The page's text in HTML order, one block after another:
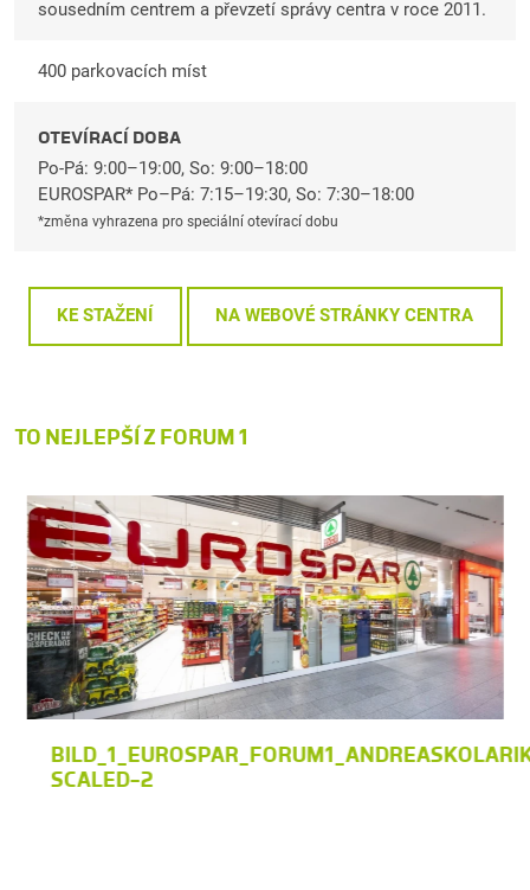
sousedním centrem a převzetí správy centra v roce 2011.
400 parkovacích míst
OTEVÍRACÍ DOBA
Po-Pá: 9:00–19:00, So: 9:00–18:00
EUROSPAR* Po–Pá: 7:15–19:30, So: 7:30–18:00
*změna vyhrazena pro speciální otevírací dobu
KE STAŽENÍ NA WEBOVÉ STRÁNKY CENTRA
TO NEJLEPŠÍ Z FORUM 1
SCALED-2